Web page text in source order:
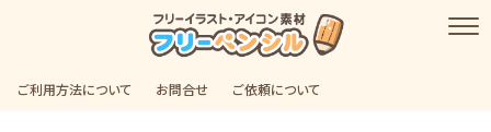
ご利用方法について お問合せ ご依頼について